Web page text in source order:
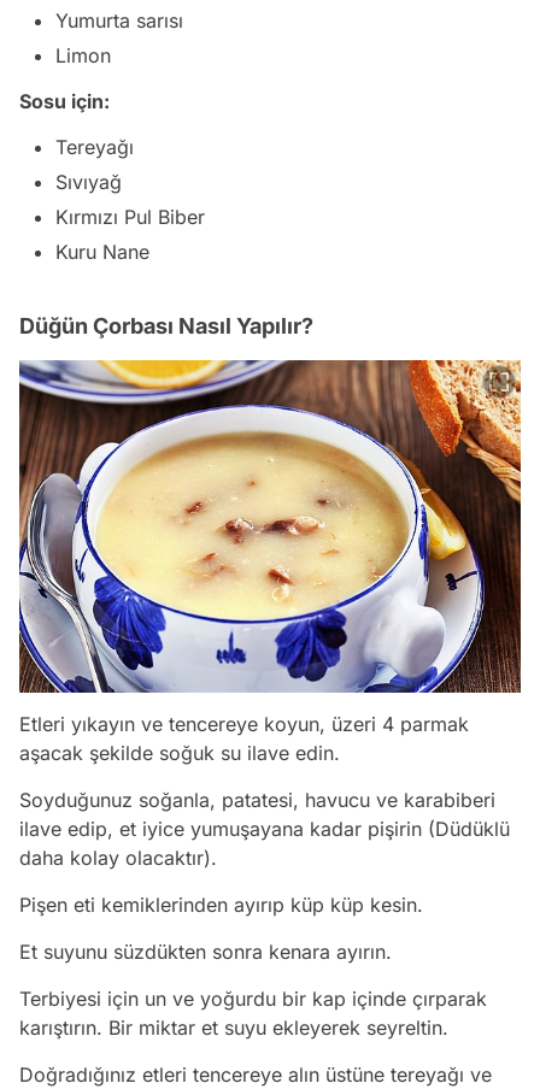
Yumurta sarısı
Limon
Sosu için:
Tereyağı
Sıvıyağ
Kırmızı Pul Biber
Kuru Nane
Düğün Çorbası Nasıl Yapılır?
Etleri yıkayın ve tencereye koyun, üzeri 4 parmak
aşacak şekilde soğuk su ilave edin.
Soyduğunuz soğanla, patatesi, havucu ve karabiberi
ilave edip, et iyice yumuşayana kadar pişirin (Düdüklü
daha kolay olacaktır).
Pişen eti kemiklerinden ayırıp küp küp kesin.
Et suyunu süzdükten sonra kenara ayırın.
Terbiyesi için un ve yoğurdu bir kap içinde çırparak
karıştırın. Bir miktar et suyu ekleyerek seyreltin.
Doğradığınız etleri tencereye alın üstüne tereyağı ve